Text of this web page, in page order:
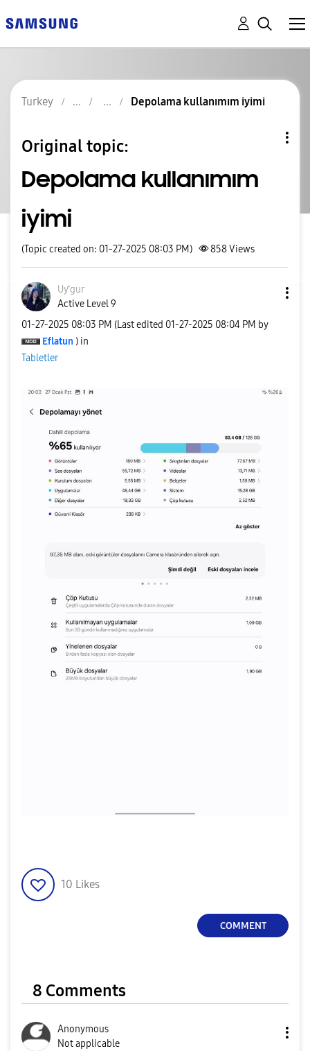
Turkey Depolama kullanımım iyimi
Original topic:
Depolama kullanımım
iyimi
(Topic created on: 01-27-2025 08:03 PM) 858Views
Uƴgur
Active Level 9
‎01-27-2025 08:03 PM (Last edited ‎01-27-2025 08:04 PM by
Eflatun ) in
Tabletler
10 Likes
COMMENT
8 Comments
Anonymous
Not applicable